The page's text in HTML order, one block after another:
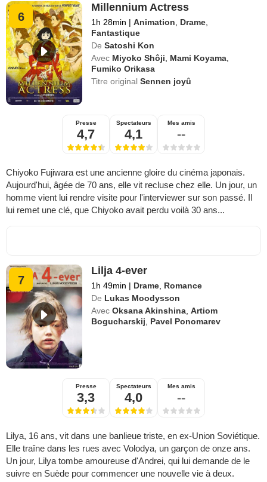
6
Millennium Actress
1h 28min | Animation Drame
Fantastique
De Satoshi Kon
Avec Miyoko Shôji Mami Koyama
Fumiko Orikasa
Titre originalSennen joyû
Presse
4,7
Spectateurs
4,1
Mes amis
--
Chiyoko Fujiwara est une ancienne gloire du cinéma japonais.
Aujourd'hui, âgée de 70 ans, elle vit recluse chez elle. Un jour, un
homme vient lui rendre visite pour l'interviewer sur son passé. Il
lui remet une clé, que Chiyoko avait perdu voilà 30 ans...
7
Lilja 4-ever
1h 49min | Drame Romance
De Lukas Moodysson
Avec Oksana Akinshina ,Artiom
Bogucharskij
Pavel Ponomarev
Presse
3,3
Spectateurs
4,0
Mes amis
--
Lilya, 16 ans, vit dans une banlieue triste, en ex-Union Soviétique.
Elle traîne dans les rues avec Volodya, un garçon de onze ans.
Un jour, Lilya tombe amoureuse d'Andrei, qui lui demande de le
suivre en Suède pour commencer une nouvelle vie à deux.